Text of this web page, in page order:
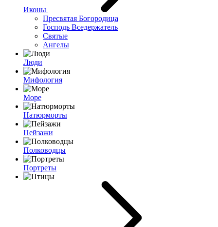
Иконы
Пресвятая Богородица
Господь Вседержатель
Святые
Ангелы
Люди
Мифология
Море
Натюрморты
Пейзажи
Полководцы
Портреты